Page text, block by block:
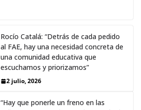
Rocío Catalá: “Detrás de cada pedido
al FAE, hay una necesidad concreta de
una comunidad educativa que
escuchamos y priorizamos”
2 julio, 2026
“Hay que ponerle un freno en las